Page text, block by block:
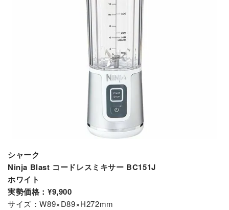
シャーク
Ninja Blast コードレスミキサー BC151J
ホワイト
実勢価格：¥9,900
サイズ：W89×D89×H272mm